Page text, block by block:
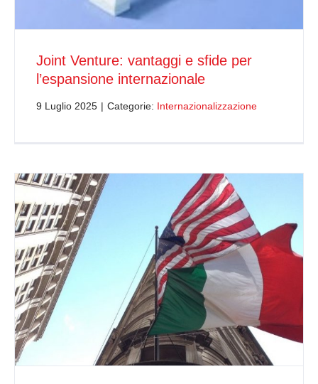
Joint Venture: vantaggi e sfide per
l’espansione internazionale
9 Luglio 2025 | Categorie: Internazionalizzazione